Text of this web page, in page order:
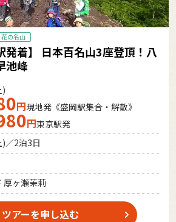
花の名山
発着】 日本百名山3座登頂！八
池峰
)
円現地発《盛岡駅集合・解散》
円東京駅発
／2泊3日
厚ヶ瀬茉莉
ツアーを申し込む